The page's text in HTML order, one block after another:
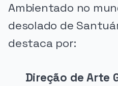
Ambientado no
desolado de
destaca por:
Direção de Arte